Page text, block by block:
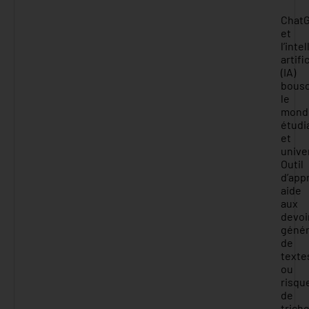
et
(IA)
le
et
Outil
aide
aux
de
ou
de